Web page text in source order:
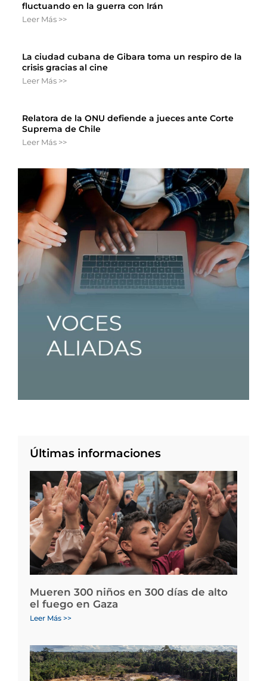
fluctuando en la guerra con Irán
Leer Más >>
La ciudad cubana de Gibara toma un respiro de la
crisis gracias al cine
Leer Más >>
Relatora de la ONU defiende a jueces ante Corte
Suprema de Chile
Leer Más >>
Últimas informaciones
Mueren 300 niños en 300 días de alto
el fuego en Gaza
Leer Más >>